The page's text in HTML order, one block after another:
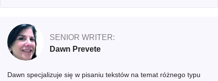
SENIOR WRITER:
Dawn Prevete
Dawn specjalizuje się w pisaniu tekstów na temat różnego typu